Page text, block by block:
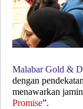
Malabar Gold &
dengan
menawarkan
Promise”.